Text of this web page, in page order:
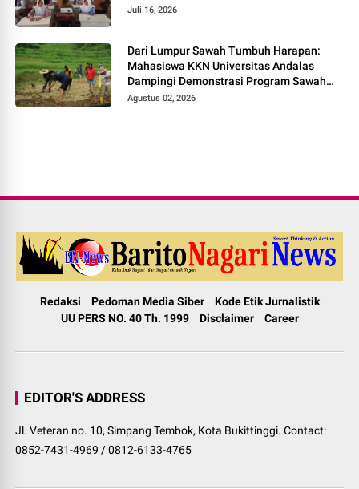
Juli 16, 2026
Dari Lumpur Sawah Tumbuh Harapan:
Mahasiswa KKN Universitas Andalas
Dampingi Demonstrasi Program Sawah
Pokok Murah di Jorong Bayua
Agustus 02, 2026
Redaksi Pedoman Media Siber
Kode Etik Jurnalistik
UU PERS NO. 40 Th. 1999
Disclaimer Career
EDITOR'S ADDRESS
Jl. Veteran no. 10, Simpang Tembok, Kota Bukittinggi. Contact:
0852-7431-4969 / 0812-6133-4765